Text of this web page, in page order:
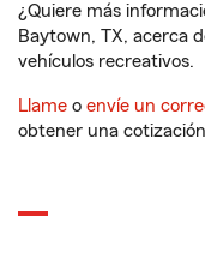
¿Quiere más
Baytown, TX, acerca
vehículos recreativos.
Llame o envíe un
obtener una